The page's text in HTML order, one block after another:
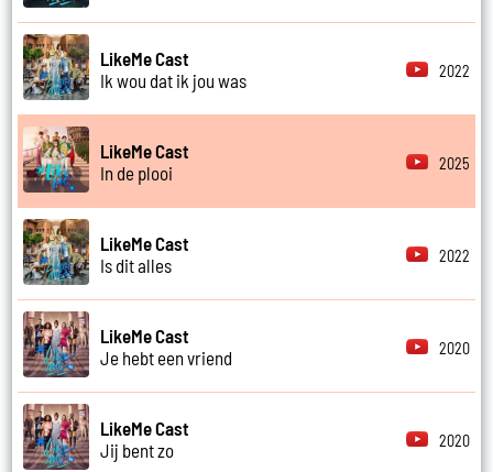
LikeMe Cast
Ik wou dat ik jou was
2022
LikeMe Cast
In de plooi
2025
LikeMe Cast
Is dit alles
2022
LikeMe Cast
Je hebt een vriend
2020
LikeMe Cast
Jij bent zo
2020